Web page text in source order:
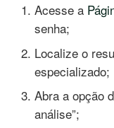
Acesse a
senha;
Localize o
especializado;
Abra a opção
análise”;